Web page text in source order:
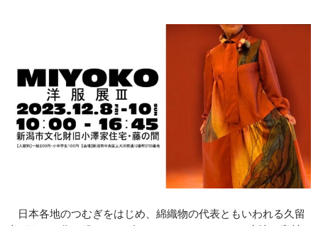
日本各地のつむぎをはじめ、綿織物の代表ともいわれる久留